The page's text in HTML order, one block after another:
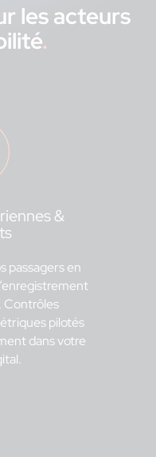
les acteurs
.
&
passagers en
Contrôles
pilotés
dans votre